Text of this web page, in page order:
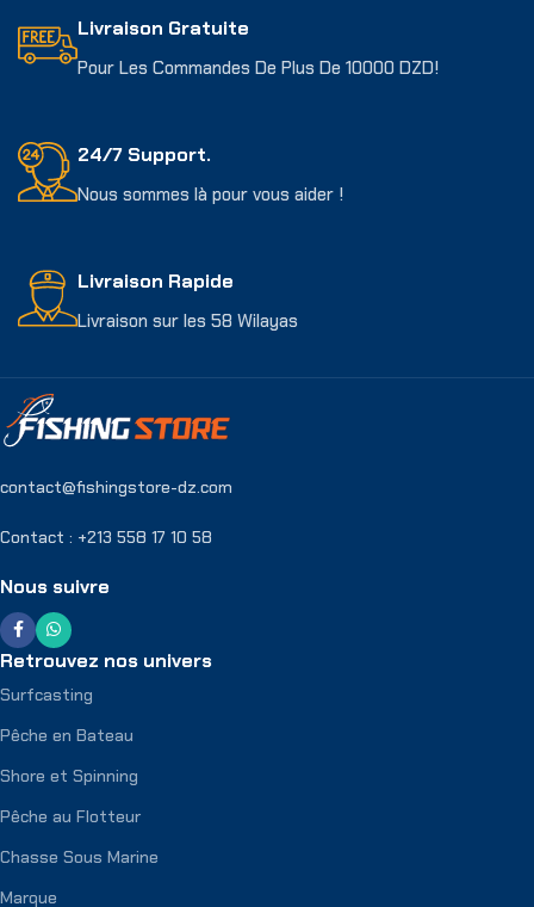
Livraison Gratuite
Pour Les Commandes De Plus De 10000 DZD!
24/7 Support.
Nous sommes là pour vous aider !
Livraison Rapide
Livraison sur les 58 Wilayas
contact@fishingstore-dz.com
Contact : +213 558 17 10 58
Nous suivre
Retrouvez nos univers
Surfcasting
Pêche en Bateau
Shore et Spinning
Pêche au Flotteur
Chasse Sous Marine
Marque